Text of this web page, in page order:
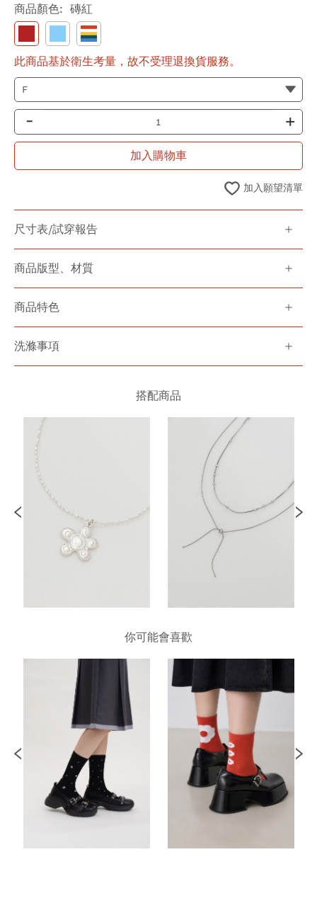
商品顏色: 磚紅
此商品基於衛生考量，故不受理退換貨服務。
- +
加入購物車
加入願望清單
尺寸表/試穿報告
商品版型、材質
商品特色
洗滌事項
搭配商品
你可能會喜歡